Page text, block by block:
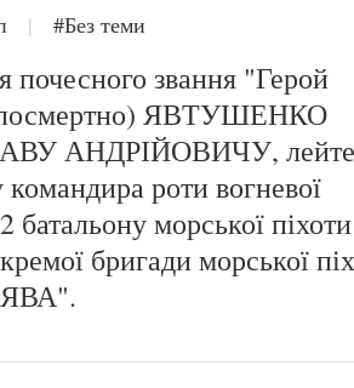
| #Без теми
почесного звання "Герой
ЯВТУШЕНКО
АНДРІЙОВИЧУ,
командира роти вогневої
батальону морської
бригади морської